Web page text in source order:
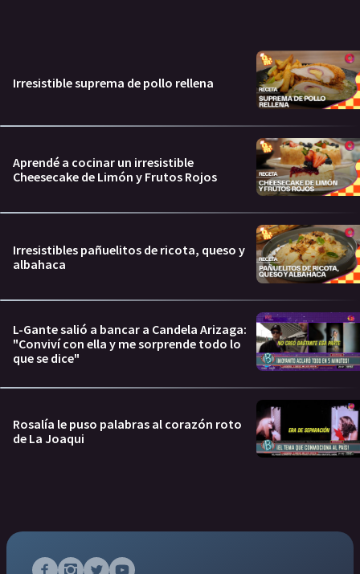
Irresistible suprema de pollo rellena
Aprendé a cocinar un irresistible
Cheesecake de Limón y Frutos Rojos
Irresistibles pañuelitos de ricota, queso y
albahaca
L-Gante salió a bancar a Candela Arizaga:
"Conviví con ella y me sorprende todo lo
que se dice"
Rosalía le puso palabras al corazón roto
de La Joaqui